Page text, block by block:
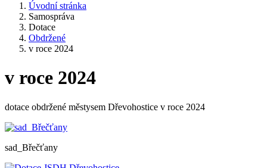
Úvodní stránka
Samospráva
Dotace
Obdržené
v roce 2024
v roce 2024
dotace obdržené městysem Dřevohostice v roce 2024
sad_Břečťany